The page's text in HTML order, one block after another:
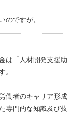
のですが。
は「人材開発支援助
。
働者のキャリア形成
専門的な知識及び技